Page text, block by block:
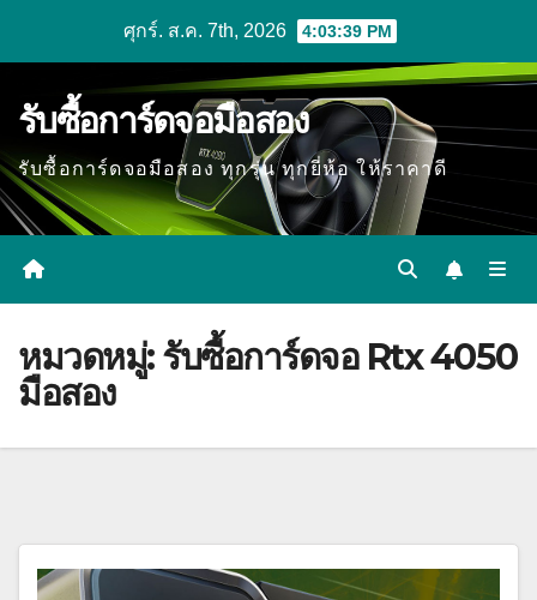
ศุกร์. ส.ค. 7th, 2026 4:03:40 PM
รับซื้อการ์ดจอมือสอง
รับซื้อการ์ดจอมือสอง ทุกรุ่น ทุกยี่ห้อ ให้ราคาดี
หมวดหมู่:รับซื้อการ์ดจอ Rtx 4050
มือสอง